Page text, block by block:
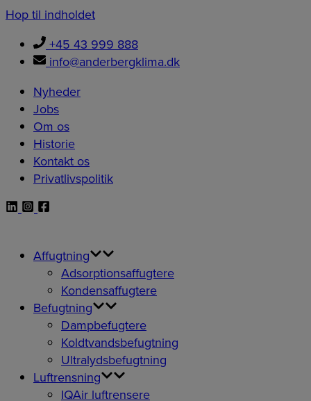
Hop til indholdet
+45 43 999 888
info@anderbergklima.dk
Nyheder
Jobs
Om os
Historie
Kontakt os
Privatlivspolitik
Affugtning
Adsorptionsaffugtere
Kondensaffugtere
Befugtning
Dampbefugtere
Koldtvandsbefugtning
Ultralydsbefugtning
Luftrensning
IQAir luftrensere